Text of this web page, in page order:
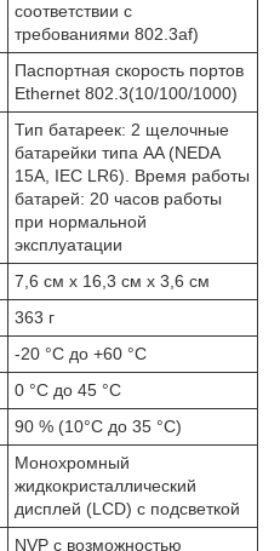
соответствии с
требованиями 802.3af)
Паспортная скорость портов
Ethernet 802.3(10/100/1000)
Тип батареек: 2 щелочные
батарейки типа AA (NEDA
15A, IEC LR6). Время работы
батарей: 20 часов работы
при нормальной
эксплуатации
7,6 см x 16,3 см x 3,6 см
363 г
-20 °C до +60 °C
0 °C до 45 °C
90 % (10°C до 35 °C)
Монохромный
жидкокристаллический
дисплей (LCD) с подсветкой
NVP с возможностью